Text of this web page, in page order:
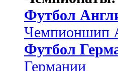
Футбол
Чемпионшип
Футбол
Германии